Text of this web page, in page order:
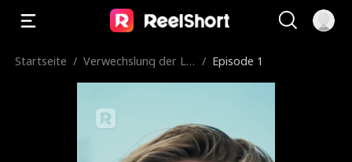
Startseite / Verwechslung der Lie / Episode 1